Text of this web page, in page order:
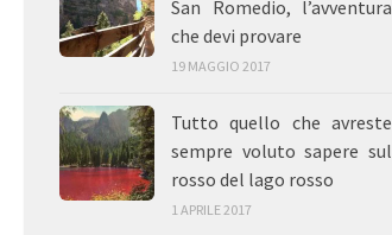
San Romedio, l’avventura
che devi provare
19 MAGGIO 2017
Tutto quello che avreste
sempre voluto sapere sul
rosso del lago rosso
1 APRILE 2017